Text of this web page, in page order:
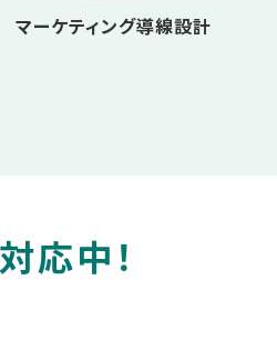
マーケティング導線設計
応中！